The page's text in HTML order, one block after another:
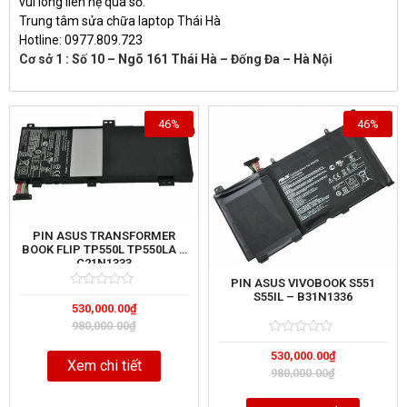
Trung tâm sửa chữa laptop Thái Hà
Hotline: 0977.809.723
Cơ sở 1 : Số 10 – Ngõ 161 Thái Hà – Đống Đa – Hà Nội
PIN ASUS TRANSFORMER
BOOK FLIP TP550L TP550LA –
C21N1333
0
out
of
980,000.00₫
530,000.00₫
46%
Xem chi tiết
PIN ASUS VIVOBOOK S551
S55IL – B31N1336
0
out
of
980,000.00₫
530,000.00₫
46%